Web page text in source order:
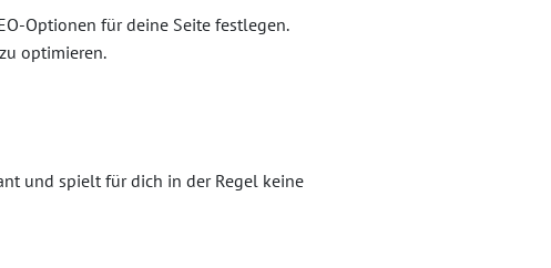
Optionen für deine Seite festlegen.
optimieren.
und spielt für dich in der Regel keine